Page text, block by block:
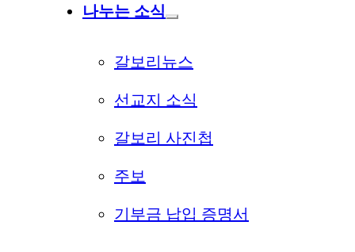
나누는 소식
갈보리뉴스
선교지 소식
갈보리 사진첩
주보
기부금 납입 증명서